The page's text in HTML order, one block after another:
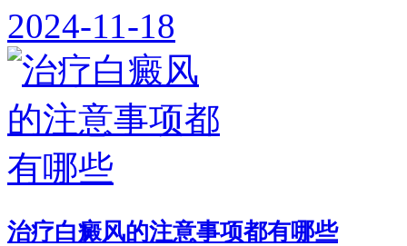
2024-11-18
治疗白癜风的注意事项都有哪些